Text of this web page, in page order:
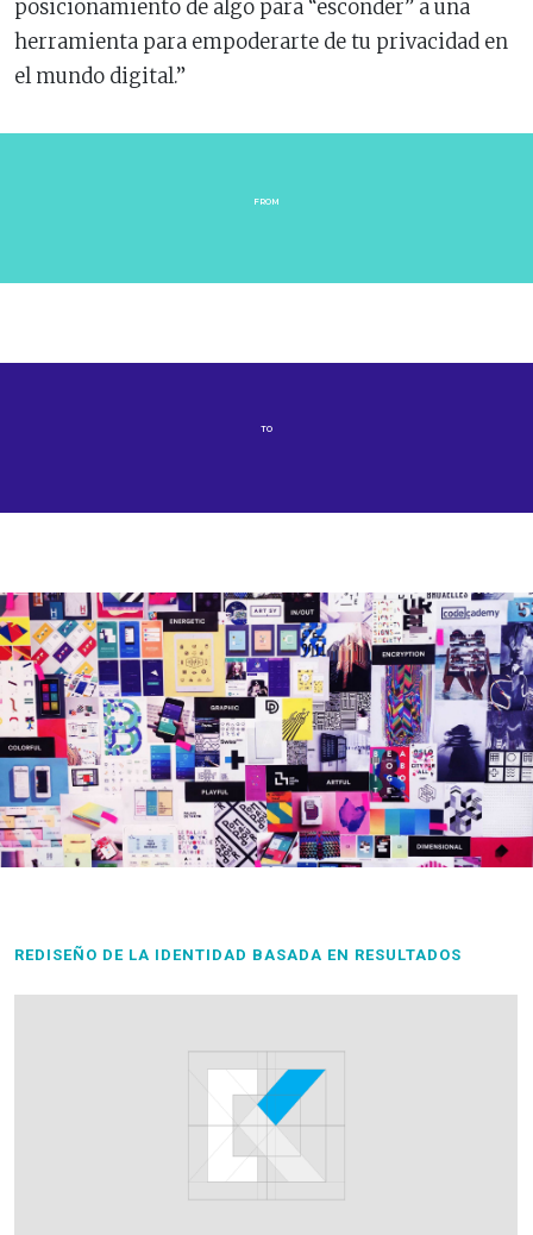
posicionamiento de algo para “esconder” a una
herramienta para empoderarte de tu privacidad en
el mundo digital.”
FROM
TO
REDISEÑO DE LA IDENTIDAD BASADA EN RESULTADOS